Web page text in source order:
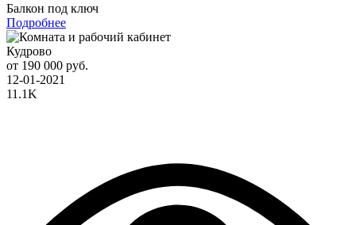
Балкон под ключ
Подробнее
Кудрово
от 190 000 руб.
12-01-2021
11.1K